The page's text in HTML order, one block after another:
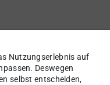
Nutzungserlebnis auf
Deswegen
selbst entscheiden,